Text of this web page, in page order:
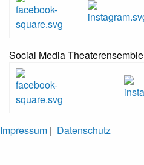
Social Media Theaterensemble
Impressum | Datenschutz